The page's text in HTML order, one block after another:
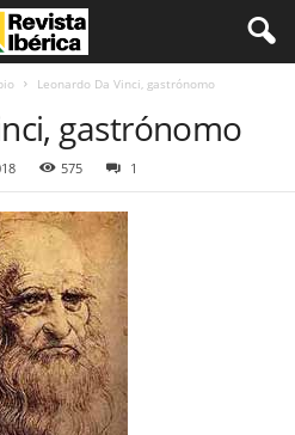
Leonardo Da Vinci, gastrónomo
gastrónomo
575 1